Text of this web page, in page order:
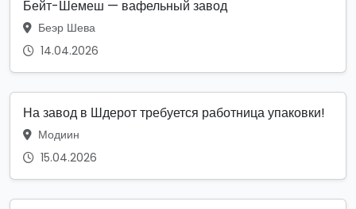
Бейт-Шемеш — вафельный завод
Беэр Шева
14.04.2026
На завод в Шдерот требуется работница упаковки!
Модиин
15.04.2026